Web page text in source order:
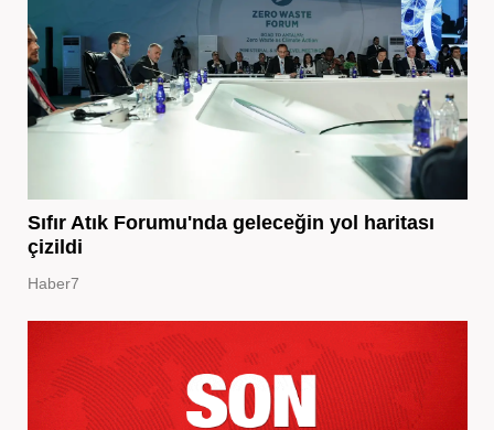
Sıfır Atık Forumu'nda geleceğin yol haritası
çizildi
Haber7